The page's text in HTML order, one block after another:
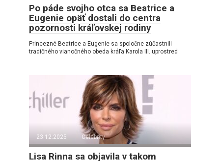
Po páde svojho otca sa Beatrice a
Eugenie opäť dostali do centra
pozornosti kráľovskej rodiny
Princezné Beatrice a Eugenie sa spoločne zúčastnili
tradičného vianočného obeda kráľa Karola III. uprostred
23.12.2025 Celebrity
Lisa Rinna sa objavila v takom